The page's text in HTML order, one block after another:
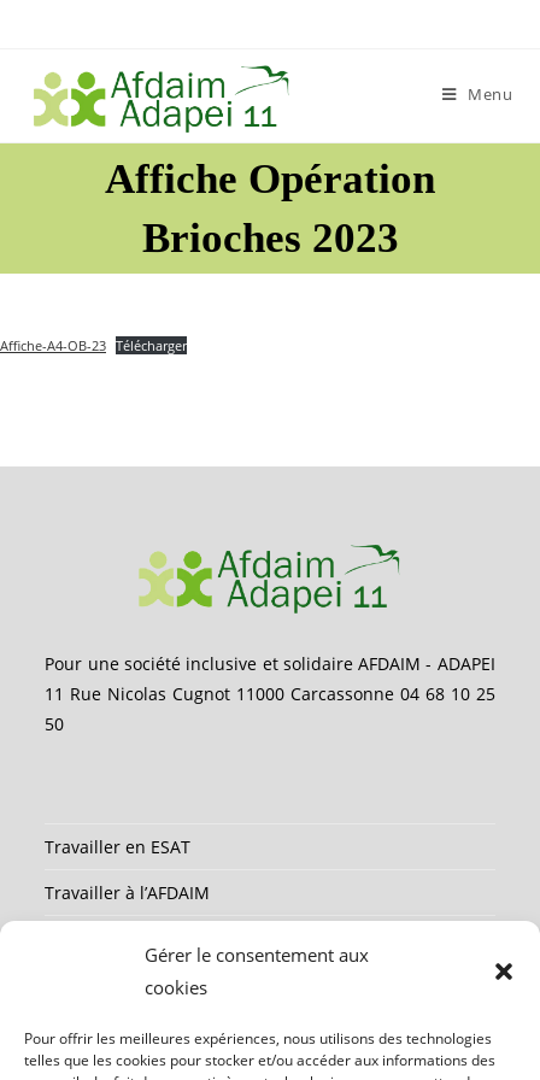
Gérer le consentement aux
cookies
Pour offrir les meilleures expériences, nous utilisons des technologies
telles que les cookies pour stocker et/ou accéder aux informations des
content
Menu
Affiche Opération
Brioches 2023
Affiche-A4-OB-23 Télécharger
Pour une société inclusive et solidaire AFDAIM - ADAPEI
11 Rue Nicolas Cugnot 11000 Carcassonne 04 68 10 25
50
Travailler en ESAT
Travailler à l’AFDAIM
Mentions légales